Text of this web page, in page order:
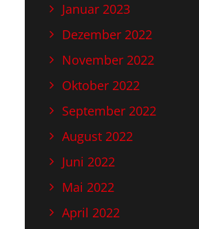
Januar 2023
Dezember 2022
November 2022
Oktober 2022
September 2022
August 2022
Juni 2022
Mai 2022
April 2022